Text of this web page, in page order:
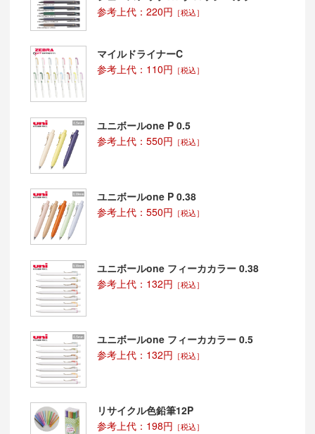
参考上代：220円 ［税込］
マイルドライナーC
参考上代：110円 ［税込］
ユニボールone P 0.5
参考上代：550円 ［税込］
ユニボールone P 0.38
参考上代：550円 ［税込］
ユニボールone フィーカカラー 0.38
参考上代：132円 ［税込］
ユニボールone フィーカカラー 0.5
参考上代：132円 ［税込］
リサイクル色鉛筆12P
参考上代：198円 ［税込］